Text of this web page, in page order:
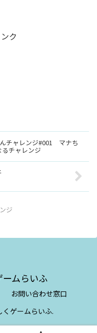
ク
チャレンジ#001 マナち
チャレンジ
ジ
お問い合わせ窓口
ゲームらいふ.